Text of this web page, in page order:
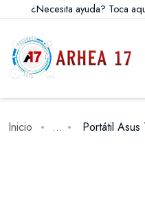
¿Necesita ayuda? Toca
Inicio ... Portátil